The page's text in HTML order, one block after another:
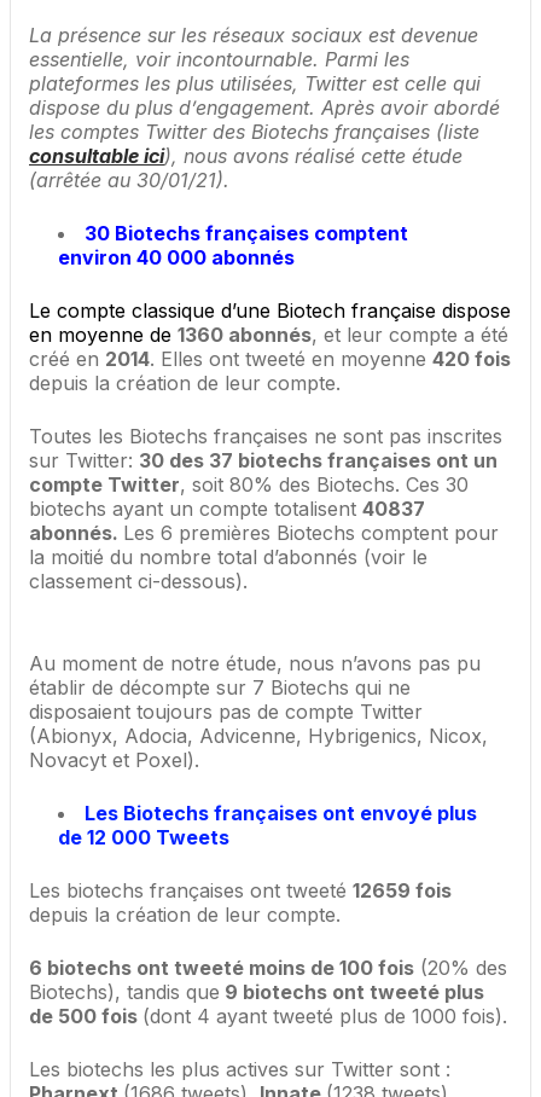
La présence sur les réseaux sociaux est devenue
essentielle, voir incontournable. Parmi les
plateformes les plus utilisées, Twitter est celle qui
dispose du plus d’engagement. Après avoir abordé
les comptes Twitter des Biotechs françaises (liste
consultable ici), nous avons réalisé cette étude
(arrêtée au 30/01/21).
30 Biotechs françaises comptent
environ 40 000 abonnés
Le compte classique d’une Biotech française dispose
en moyenne de 1360 abonnés, et leur compte a été
créé en 2014. Elles ont tweeté en moyenne 420 fois
depuis la création de leur compte.
Toutes les Biotechs françaises ne sont pas inscrites
sur Twitter: 30 des 37 biotechs françaises ont un
compte Twitter, soit 80% des Biotechs. Ces 30
biotechs ayant un compte totalisent 40837
abonnés. Les 6 premières Biotechs comptent pour
la moitié du nombre total d’abonnés (voir le
classement ci-dessous).
Au moment de notre étude, nous n’avons pas pu
établir de décompte sur 7 Biotechs qui ne
disposaient toujours pas de compte Twitter
(Abionyx, Adocia, Advicenne, Hybrigenics, Nicox,
Novacyt et Poxel).
Les Biotechs françaises ont envoyé plus
de 12 000 Tweets
Les biotechs françaises ont tweeté 12659 fois
depuis la création de leur compte.
6 biotechs ont tweeté moins de 100 fois (20% des
Biotechs), tandis que 9 biotechs ont tweeté plus
de 500 fois (dont 4 ayant tweeté plus de 1000 fois).
Les biotechs les plus actives sur Twitter sont :